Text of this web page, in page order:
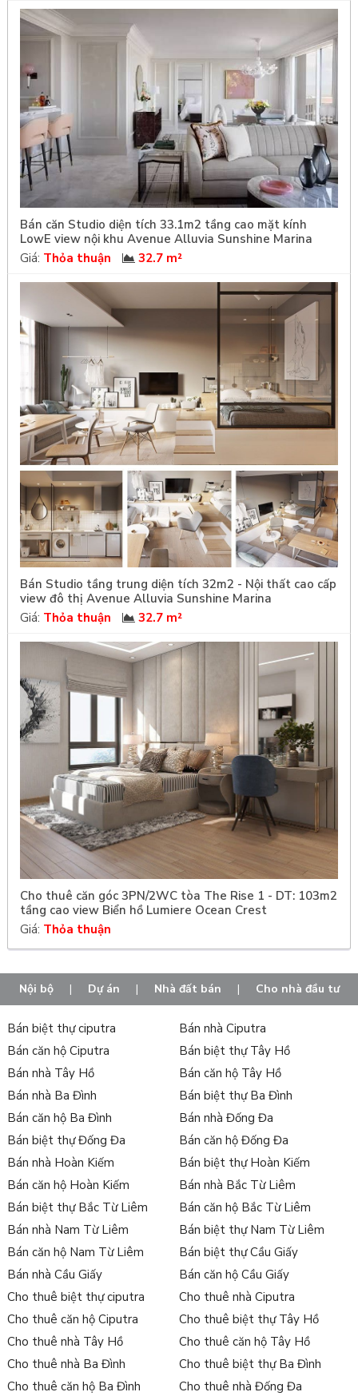
Bán căn Studio diện tích 33.1m2 tầng cao mặt kính
LowE view nội khu Avenue Alluvia Sunshine Marina
Giá: Thỏa thuận 32.7 m²
Bán Studio tầng trung diện tích 32m2 - Nội thất cao cấp
view đô thị Avenue Alluvia Sunshine Marina
Giá: Thỏa thuận 32.7 m²
Cho thuê căn góc 3PN/2WC tòa The Rise 1 - DT: 103m2
tầng cao view Biển hồ Lumiere Ocean Crest
Giá: Thỏa thuận
Nội bộ | Dự án | Nhà đất bán | Cho nhà đầu tư
Bán biệt thự ciputra
Bán nhà Ciputra
Bán căn hộ Ciputra
Bán biệt thự Tây Hồ
Bán nhà Tây Hồ
Bán căn hộ Tây Hồ
Bán nhà Ba Đình
Bán biệt thự Ba Đình
Bán căn hộ Ba Đình
Bán nhà Đống Đa
Bán biệt thự Đống Đa
Bán căn hộ Đống Đa
Bán nhà Hoàn Kiếm
Bán biệt thự Hoàn Kiếm
Bán căn hộ Hoàn Kiếm
Bán nhà Bắc Từ Liêm
Bán biệt thự Bắc Từ Liêm
Bán căn hộ Bắc Từ Liêm
Bán nhà Nam Từ Liêm
Bán biệt thự Nam Từ Liêm
Bán căn hộ Nam Từ Liêm
Bán biệt thự Cầu Giấy
Bán nhà Cầu Giấy
Bán căn hộ Cầu Giấy
Cho thuê biệt thự ciputra
Cho thuê nhà Ciputra
Cho thuê căn hộ Ciputra
Cho thuê biệt thự Tây Hồ
Cho thuê nhà Tây Hồ
Cho thuê căn hộ Tây Hồ
Cho thuê nhà Ba Đình
Cho thuê biệt thự Ba Đình
Cho thuê căn hộ Ba Đình
Cho thuê nhà Đống Đa